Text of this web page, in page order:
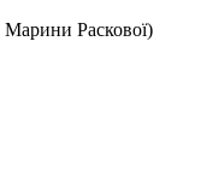
Марини Раскової)